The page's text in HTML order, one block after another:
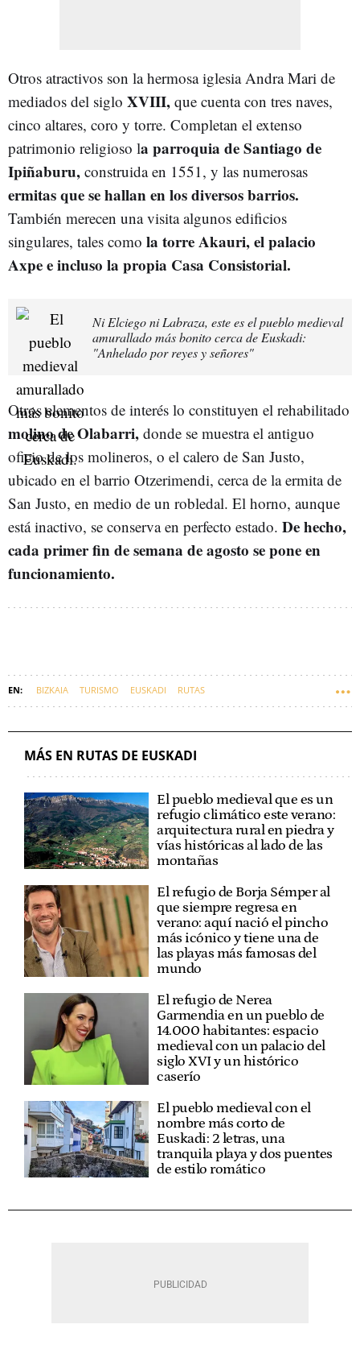
Otros atractivos son la hermosa iglesia Andra Mari de
mediados del siglo XVIII, que cuenta con tres naves,
cinco altares, coro y torre. Completan el extenso
patrimonio religioso la parroquia de Santiago de
Ipiñaburu, construida en 1551, y las numerosas
ermitas que se hallan en los diversos barrios.
También merecen una visita algunos edificios
singulares, tales como la torre Akauri, el palacio
Axpe e incluso la propia Casa Consistorial.
Ni Elciego ni Labraza, este es el pueblo medieval
amurallado más bonito cerca de Euskadi:
"Anhelado por reyes y señores"
Otros elementos de interés lo constituyen el rehabilitado
molino de Olabarri, donde se muestra el antiguo
oficio de los molineros, o el calero de San Justo,
ubicado en el barrio Otzerimendi, cerca de la ermita de
San Justo, en medio de un robledal. El horno, aunque
está inactivo, se conserva en perfecto estado. De hecho,
cada primer fin de semana de agosto se pone en
funcionamiento.
BIZKAIA TURISMO EUSKADI RUTAS
MÁS EN RUTAS DE EUSKADI
El pueblo medieval que es un
refugio climático este verano:
arquitectura rural en piedra y
vías históricas al lado de las
montañas
El refugio de Borja Sémper al
que siempre regresa en
verano: aquí nació el pincho
más icónico y tiene una de
las playas más famosas del
mundo
El refugio de Nerea
Garmendia en un pueblo de
14.000 habitantes: espacio
medieval con un palacio del
siglo XVI y un histórico
caserío
El pueblo medieval con el
nombre más corto de
Euskadi: 2 letras, una
tranquila playa y dos puentes
de estilo romático